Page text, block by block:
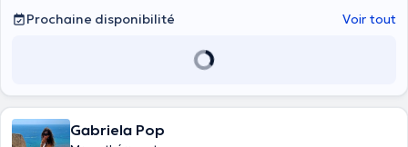
Prochaine disponibilité
Voir tout
Gabriela Pop